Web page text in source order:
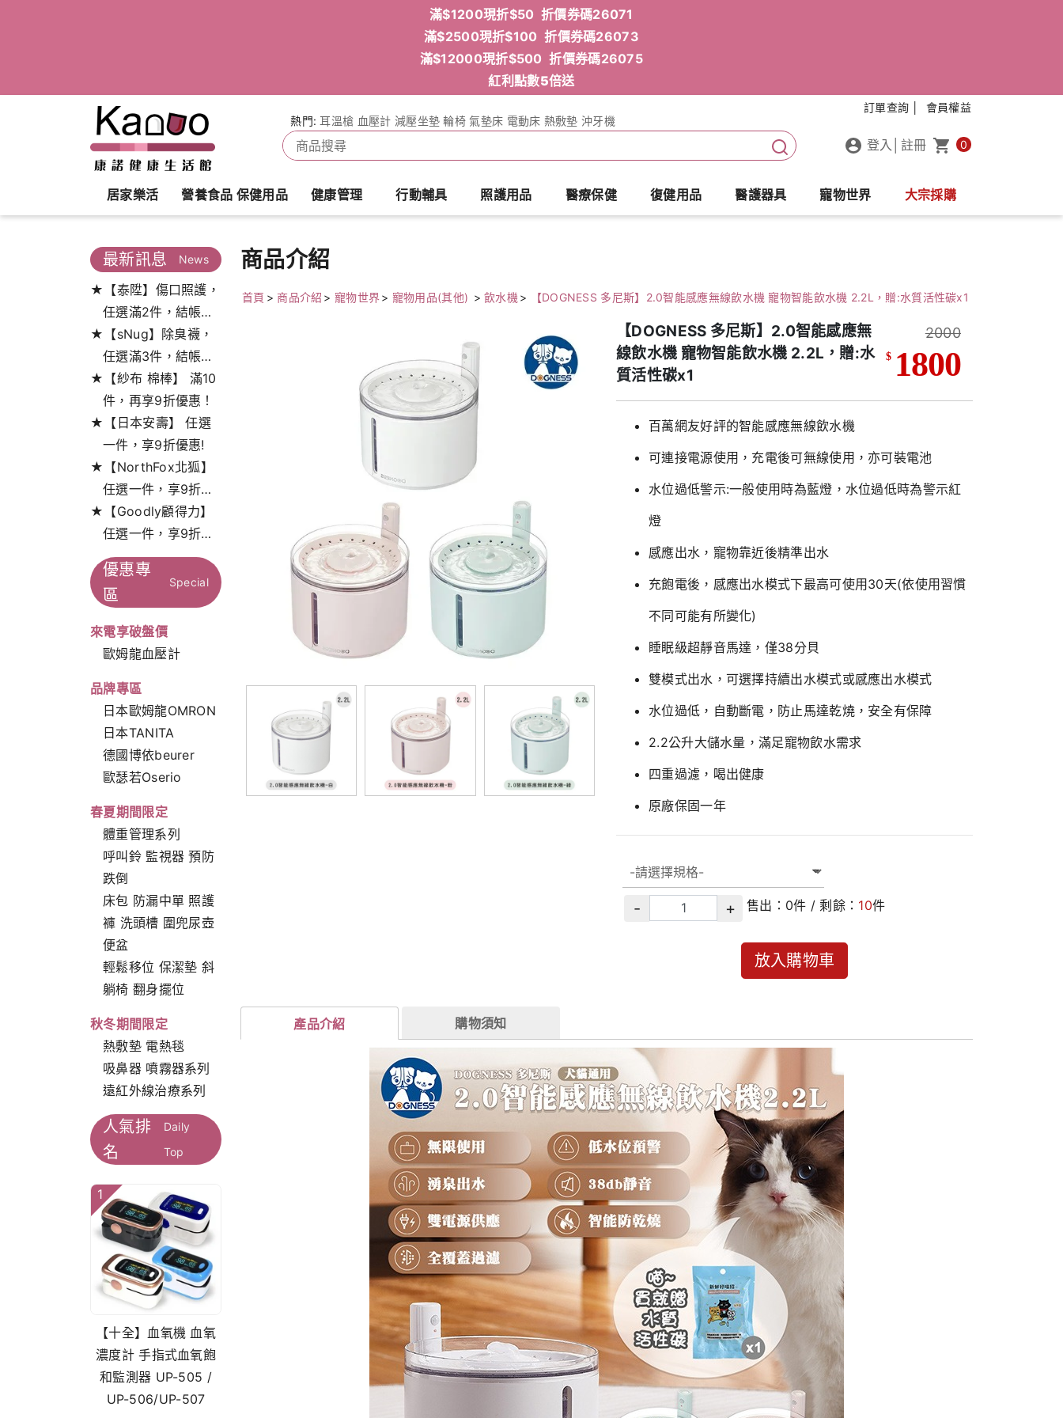
滿$1200現折$50 折價券碼26071
滿$2500現折$100 折價券碼26073
滿$12000現折$500 折價券碼26075
紅利點數5倍送
熱門: 耳溫槍 血壓計 減壓坐墊 輪椅 氣墊床 電動床 熱敷墊 沖牙機
訂單查詢 │ 會員權益
登入 註冊 0
居家樂活 營養食品 保健用品 健康管理 行動輔具 照護用品 醫療保健 復健用品 醫護器具 寵物世界 大宗採購
最新訊息 News
★【泰陞】傷口照護，
任選滿2件，結帳打
9.5折!
★【sNug】除臭襪，
任選滿3件，結帳打
9折!
★【紗布 棉棒】 滿10
件，再享9折優惠！
★【日本安壽】 任選
一件，享9折優惠!
★【NorthFox北狐】
任選一件，享9折特
惠！
★【Goodly顧得力】
任選一件，享9折特
惠！
優惠專
區
Special
來電享破盤價
歐姆龍血壓計
品牌專區
日本歐姆龍OMRON
日本TANITA
德國博依beurer
歐瑟若Oserio
春夏期間限定
體重管理系列
呼叫鈴 監視器 預防
跌倒
床包 防漏中單 照護
褲 洗頭槽 圍兜尿壺
便盆
輕鬆移位 保潔墊 斜
躺椅 翻身擺位
秋冬期間限定
熱敷墊 電熱毯
吸鼻器 噴霧器系列
遠紅外線治療系列
人氣排
名
Daily
Top
1
【十全】血氧機 血氧
濃度計 手指式血氧飽
和監測器 UP-505 /
UP-506/UP-507
商品介紹
首頁 >商品介紹 >寵物世界> 寵物用品(其他) >飲水機 > 【DOGNESS 多尼斯】2.0智能感應無線飲水機 寵物智能飲水機 2.2L，贈:水質活性碳x1
【DOGNESS 多尼斯】2.0智能感應無
線飲水機 寵物智能飲水機 2.2L，贈:水
質活性碳x1
2000
$ 1800
百萬網友好評的智能感應無線飲水機
可連接電源使用，充電後可無線使用，亦可裝電池
水位過低警示:一般使用時為藍燈，水位過低時為警示紅
燈
感應出水，寵物靠近後精準出水
充飽電後，感應出水模式下最高可使用30天(依使用習慣
不同可能有所變化)
睡眠級超靜音馬達，僅38分貝
雙模式出水，可選擇持續出水模式或感應出水模式
水位過低，自動斷電，防止馬達乾燒，安全有保障
2.2公升大儲水量，滿足寵物飲水需求
四重過濾，喝出健康
原廠保固一年
- + 售出： 0件 / 剩餘： 10件
放入購物車
產品介紹 購物須知